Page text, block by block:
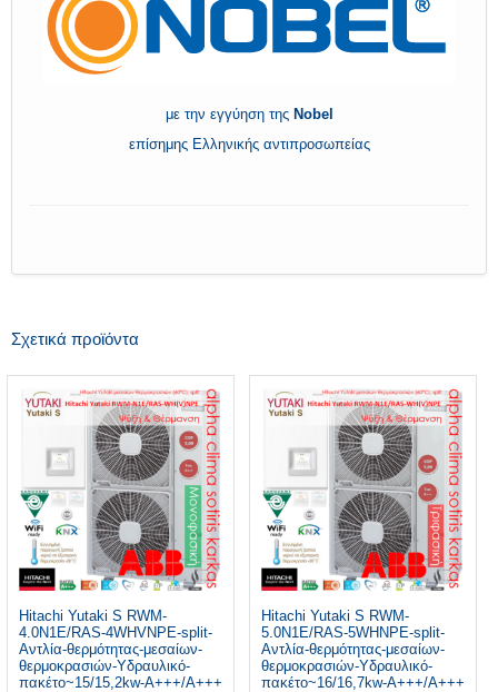
με την εγγύηση της Nobel
επίσημης Ελληνικής αντιπροσωπείας
Σχετικά προϊόντα
Hitachi Yutaki S RWM-
4.0N1E/RAS-4WHVNPE-split-
Αντλία-θερμότητας-μεσαίων-
θερμοκρασιών-Υδραυλικό-
πακέτο~15/15,2kw-A+++/A+++
Hitachi Yutaki S RWM-
5.0N1E/RAS-5WHNPE-split-
Αντλία-θερμότητας-μεσαίων-
θερμοκρασιών-Υδραυλικό-
πακέτο~16/16,7kw-A+++/A+++